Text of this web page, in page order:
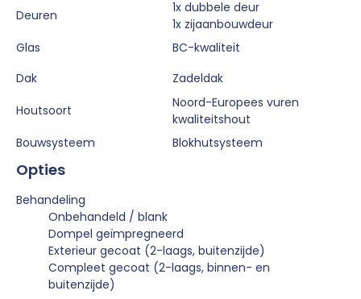
Deuren
1x dubbele deur
1x zijaanbouwdeur
Glas
BC-kwaliteit
Dak
Zadeldak
Houtsoort
Noord-Europees vuren
kwaliteitshout
Bouwsysteem
Blokhutsysteem
Opties
Behandeling
Onbehandeld / blank
Dompel geïmpregneerd
Exterieur gecoat (2-laags, buitenzijde)
Compleet gecoat (2-laags, binnen- en
buitenzijde)